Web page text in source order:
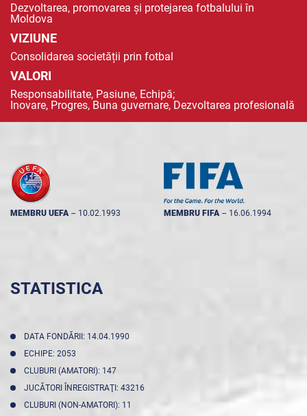
Dezvoltarea, promovarea și protejarea fotbalului în
Moldova
VIZIUNE
Consolidarea societății prin fotbal
VALORI
Responsabilitate, Pasiune, Echipă;
Inovare, Progres, Buna guvernare, Dezvoltarea profesională
MEMBRU UEFA -- 10.02.1993 MEMBRU FIFA -- 16.06.1994
STATISTICA
DATA FONDĂRII: 14.04.1990
ECHIPE: 2053
CLUBURI (AMATORI): 147
JUCĂTORI ÎNREGISTRAŢI: 43216
CLUBURI (NON-AMATORI): 11